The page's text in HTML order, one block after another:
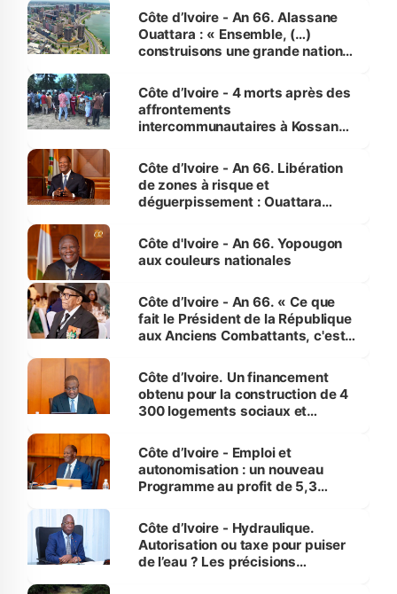
enfants
Côte d’Ivoire - An 66. Alassane
Ouattara : « Ensemble, (…)
construisons une grande nation
générations futures »
Côte d’Ivoire - 4 morts après des
affrontements
intercommunautaires à Kossandji
milieu des sinistrés
Côte d’Ivoire - An 66. Libération
de zones à risque et
déguerpissement : Ouattara
l'Etat de droit pour préserver les
vies humaines »
Côte d'Ivoire - An 66. Yopougon
aux couleurs nationales
Côte d’Ivoire - An 66. « Ce que
fait le Président de la République
aux Anciens Combattants, c'est
Côte d’Ivoire. Un financement
obtenu pour la construction de 4
300 logements sociaux et
et Yamoussoukro
Côte d’Ivoire - Emploi et
autonomisation : un nouveau
Programme au profit de 5,3
Côte d’Ivoire - Hydraulique.
Autorisation ou taxe pour puiser
de l’eau ? Les précisions